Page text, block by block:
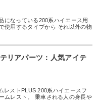
になっている200系ハイエース用
使用するタイプから それ以外の物
リアパーツ：人気アイテ
レストPLUS 200系ハイエースフ
ムレスト。 乗車される人の身長や